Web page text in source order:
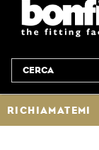
RICHIAMATEMI